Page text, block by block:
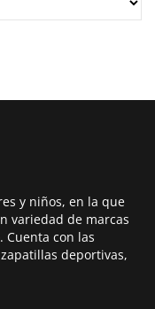
y niños, en la que
variedad de marcas
con las
deportivas,